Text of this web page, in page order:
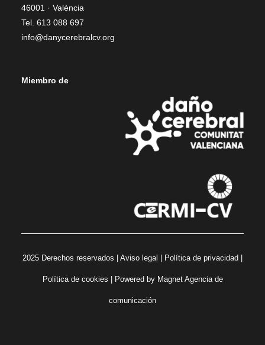
46001 · València
Tel. 613 088 697
info@danycerebralcv.org
Miembro de
2025 Derechos reservados | Aviso legal | Política de privacidad |
Política de cookies | Powered by Magnet Agencia de
comunicación